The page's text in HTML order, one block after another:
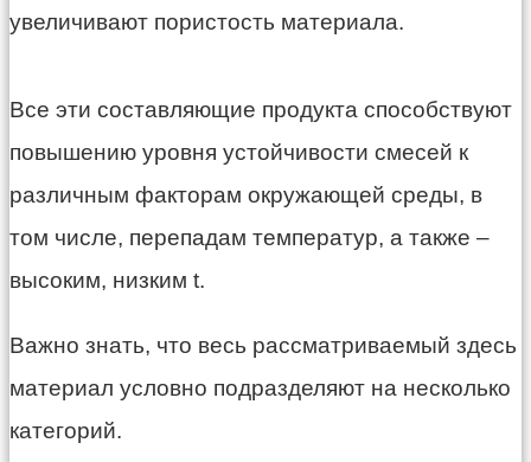
увеличивают пористость материала.
Все эти составляющие продукта способствуют
повышению уровня устойчивости смесей к
различным факторам окружающей среды, в
том числе, перепадам температур, а также –
высоким, низким t.
Важно знать, что весь рассматриваемый здесь
материал условно подразделяют на несколько
категорий.